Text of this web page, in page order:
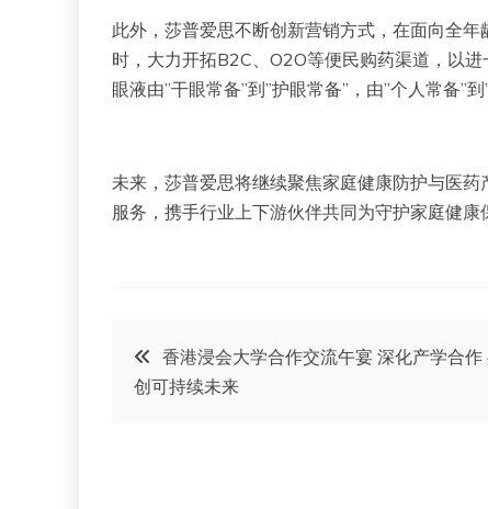
此外，莎普爱思不断创新营销方式，在面向全
时，大力开拓B2C、O2O等便民购药渠道，以
眼液由”干眼常备”到”护眼常备”，由”个人常备”到
未来，莎普爱思将继续聚焦家庭健康防护与医
服务，携手行业上下游伙伴共同为守护家庭健康
文
章
香港浸会大学合作交流午宴 深化产学合作
创可持续未来